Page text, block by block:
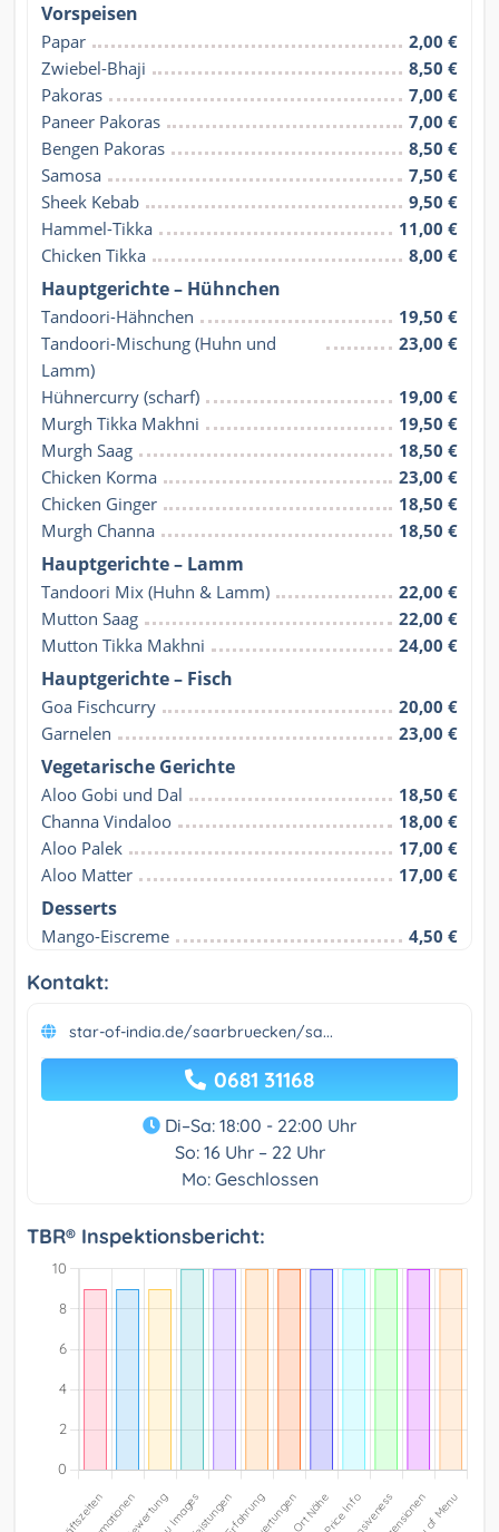
Vorspeisen
Papar
2,00 €
Zwiebel-Bhaji
8,50 €
Pakoras
7,00 €
Paneer Pakoras
7,00 €
Bengen Pakoras
8,50 €
Samosa
7,50 €
Sheek Kebab
9,50 €
Hammel-Tikka
11,00 €
Chicken Tikka
8,00 €
Hauptgerichte – Hühnchen
Tandoori-Hähnchen
19,50 €
Tandoori-Mischung (Huhn und
Lamm)
23,00 €
Hühnercurry (scharf)
19,00 €
Murgh Tikka Makhni
19,50 €
Murgh Saag
18,50 €
Chicken Korma
23,00 €
Chicken Ginger
18,50 €
Murgh Channa
18,50 €
Hauptgerichte – Lamm
Tandoori Mix (Huhn & Lamm)
22,00 €
Mutton Saag
22,00 €
Mutton Tikka Makhni
24,00 €
Hauptgerichte – Fisch
Goa Fischcurry
20,00 €
Garnelen
23,00 €
Vegetarische Gerichte
Aloo Gobi und Dal
18,50 €
Channa Vindaloo
18,00 €
Aloo Palek
17,00 €
Aloo Matter
17,00 €
Desserts
Mango-Eiscreme 4,50 €
Kontakt:
star-of-india.de/saarbruecken/sa...
0681 31168
Di–Sa: 18:00 - 22:00 Uhr
So: 16 Uhr – 22 Uhr
Mo: Geschlossen
TBR® Inspektionsbericht: